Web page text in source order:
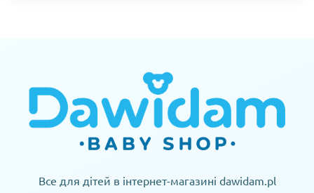
Все для дітей в інтернет-магазині dawidam.pl